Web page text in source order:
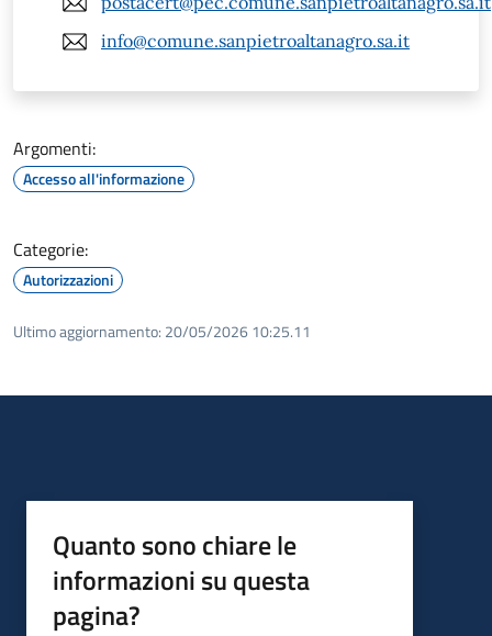
info@comune.sanpietroaltanagro.sa.it
Argomenti:
Accesso all'informazione
Categorie:
Autorizzazioni
Ultimo aggiornamento: 20/05/2026 10:25.11
Quanto sono chiare le
informazioni su questa
pagina?